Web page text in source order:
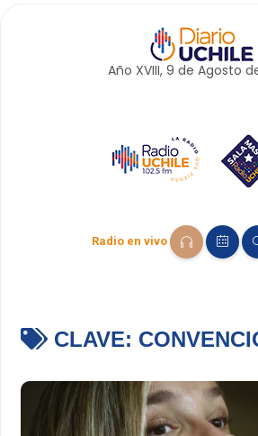
Año XVIII, 9 de Agosto
Radio en vivo
CLAVE: